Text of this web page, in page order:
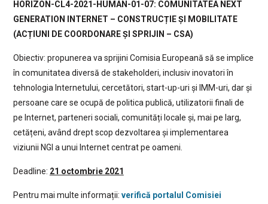
HORIZON-CL4-2021-HUMAN-01-07: COMUNITATEA NEXT
GENERATION INTERNET – CONSTRUCȚIE ȘI MOBILITATE
(ACȚIUNI DE COORDONARE ȘI SPRIJIN – CSA)
Obiectiv: propunerea va sprijini Comisia Europeană să se implice
în comunitatea diversă de stakeholderi, inclusiv inovatori în
tehnologia Internetului, cercetători, start-up-uri și IMM-uri, dar și
persoane care se ocupă de politica publică, utilizatorii finali de
pe Internet, parteneri sociali, comunități locale și, mai pe larg,
cetățeni, având drept scop dezvoltarea și implementarea
viziunii NGI a unui Internet centrat pe oameni.
Deadline: 21 octombrie 2021
Pentru mai multe informații: verifică portalul Comisiei